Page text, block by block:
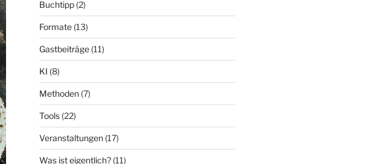
Buchtipp(2)
Formate(13)
Gastbeiträge(11)
KI (8)
Methoden(7)
Tools(22)
Veranstaltungen(17)
Was ist eigentlich?(11)